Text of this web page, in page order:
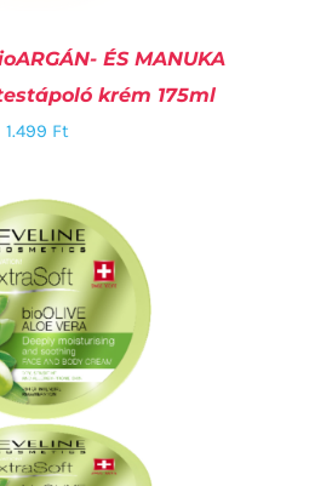
ÉS MANUKA
krém 175ml
1.499 Ft